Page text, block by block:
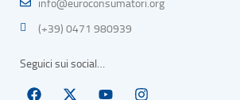
(+39) 0471 980939
Seguici sui social…